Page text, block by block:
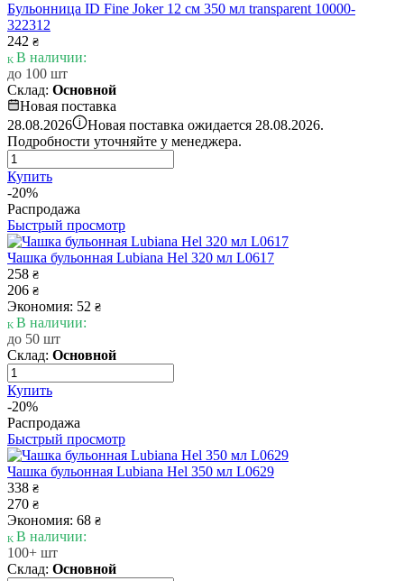
Бульонница ID Fine Joker 12 см 350 мл transparent 10000-
322312
242 ₴
В наличии:
до 100 шт
Склад: Основной
Новая поставка
28.08.2026 i Новая поставка ожидается 28.08.2026.
Подробности уточняйте у менеджера.
Купить
-20%
Распродажа
Быстрый просмотр
Чашка бульонная Lubiana Hel 320 мл L0617
258 ₴
206 ₴
Экономия: 52 ₴
В наличии:
до 50 шт
Склад: Основной
Купить
-20%
Распродажа
Быстрый просмотр
Чашка бульонная Lubiana Hel 350 мл L0629
338 ₴
270 ₴
Экономия: 68 ₴
В наличии:
100+ шт
Склад: Основной